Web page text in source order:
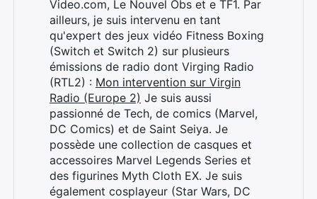
Video.com, Le Nouvel Obs et e TF1. Par
ailleurs, je suis intervenu en tant
qu'expert des jeux vidéo Fitness Boxing
(Switch et Switch 2) sur plusieurs
émissions de radio dont Virging Radio
(RTL2) : Mon intervention sur Virgin
Radio (Europe 2) Je suis aussi
passionné de Tech, de comics (Marvel,
DC Comics) et de Saint Seiya. Je
possède une collection de casques et
accessoires Marvel Legends Series et
des figurines Myth Cloth EX. Je suis
également cosplayeur (Star Wars, DC